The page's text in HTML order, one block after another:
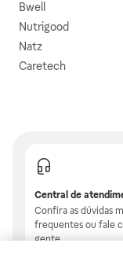
Bwell
Nutrigood
Natz
Caretech
Central de
Confira as dúvidas
frequentes ou fale
gente.